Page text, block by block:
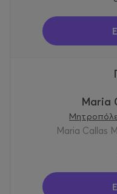
Maria
Maria Callas